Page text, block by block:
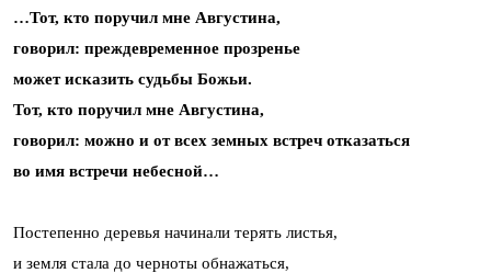
…Тот, кто поручил мне Августина,
говорил: преждевременное прозренье
может исказить судьбы Божьи.
Тот, кто поручил мне Августина,
говорил: можно и от всех земных встреч отказаться
во имя встречи небесной…
Постепенно деревья начинали терять листья,
и земля стала до черноты обнажаться,